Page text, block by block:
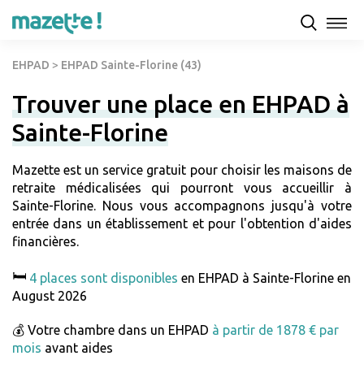
EHPAD > EHPAD Sainte-Florine (43)
Trouver une place en EHPAD à
Sainte-Florine
Mazette est un service gratuit pour choisir les maisons de
retraite médicalisées qui pourront vous accueillir à
Sainte-Florine. Nous vous accompagnons jusqu'à votre
entrée dans un établissement et pour l'obtention d'aides
financières.
🛏️ 4 places sont disponibles en EHPAD à Sainte-Florine en
August 2026
💰 Votre chambre dans un EHPAD à partir de 1878 € par
mois avant aides